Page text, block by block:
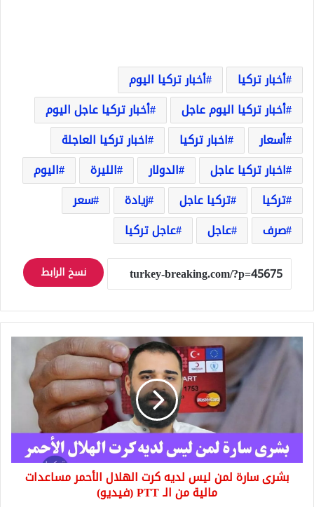
أخبار تركيا
أخبار تركيا اليوم
أخبار تركيا اليوم عاجل
أخبار تركيا عاجل اليوم
أسعار
اخبار تركيا
اخبار تركيا العاجلة
اخبار تركيا عاجل
الدولار الليرة
اليوم
تركيا
تركيا عاجل زيادة
سعر
صرف
عاجل عاجل تركيا
نسخ الرابط
بشرى
سارة
الهلال
الأحمر
مساعدات
ماليةبشرى سارة لمن ليس لديه كرت الهلال الأحمر مساعدات
مالية من الـ PTT (فيديو)